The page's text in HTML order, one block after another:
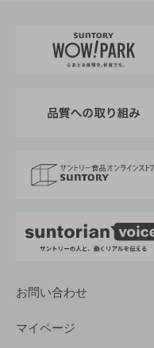
地域情報
サントリーサンバー
サントリーが考え
企業概要
採用情報
お問い合わせ
マイページ